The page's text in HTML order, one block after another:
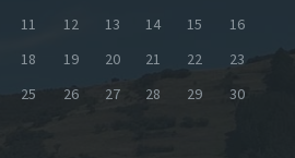
11 12 13 14 15
16
18 19 20 21 22
23
25 26 27 28 29
30